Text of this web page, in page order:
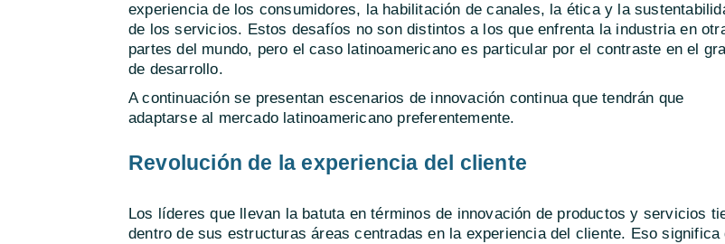
experiencia de los consumidores, la habilitación de canales, la ética y la
de los servicios. Estos desafíos no son distintos a los que enfrenta la industria en
partes del mundo, pero el caso latinoamericano es particular por el contraste en el
de desarrollo.
A continuación se presentan escenarios de innovación continua que tendrán que
adaptarse al mercado latinoamericano preferentemente.
Revolución de la experiencia del cliente
Los líderes que llevan la batuta en términos de innovación de productos y servicios
dentro de sus estructuras áreas centradas en la experiencia del cliente. Eso significa